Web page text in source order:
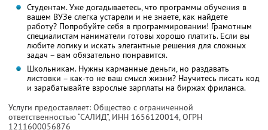
Студентам. Уже догадываетесь, что программы обучения в
вашем ВУЗе слегка устарели и не знаете, как найдете
работу? Попробуйте себя в программировании! Грамотным
специалистам наниматели готовы хорошо платить. Если вы
любите логику и искать элегантные решения для сложных
задач – вам обязательно понравится.
Школьникам. Нужны карманные деньги, но раздавать
листовки – как-то не ваш смысл жизни? Научитесь писать код
и зарабатывайте взрослые зарплаты на биржах фриланса.
Услуги предоставляет: Общество с ограниченной
ответственностью “САЛИД”, ИНН 1656120014, ОГРН
1211600056876